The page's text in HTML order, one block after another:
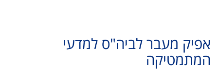
אפיק מעבר לביה"ס למדעי
המתמטיקה